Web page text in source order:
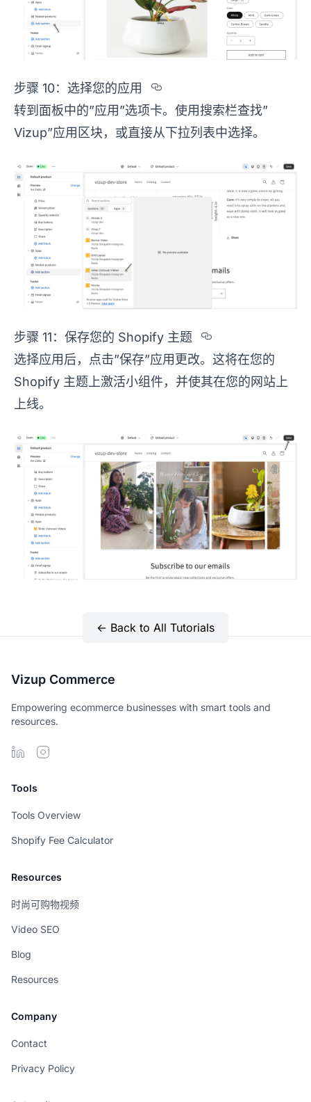
步骤 10：选择您的应用
Section titled
转到面板中的”应用”选项卡。使用搜索栏查找”
Vizup”应用区块，或直接从下拉列表中选择。
步骤 11：保存您的 Shopify 主题
Section titled
选择应用后，点击”保存”应用更改。这将在您的
Shopify 主题上激活小组件，并使其在您的网站上
上线。
← Back to All Tutorials
Vizup Commerce
Empowering ecommerce businesses with smart tools and
resources.
Tools
Tools Overview
Shopify Fee Calculator
Resources
时尚可购物视频
Video SEO
Blog
Resources
Company
Contact
Privacy Policy